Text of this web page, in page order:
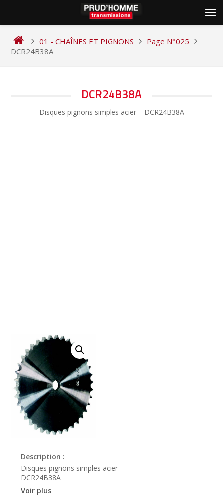
content
01 - CHAÎNES ET PIGNONS
Page N°025
DCR24B38A
DCR24B38A
Disques pignons simples acier – DCR24B38A
Description :
Disques pignons simples acier –
DCR24B38A
Voir plus